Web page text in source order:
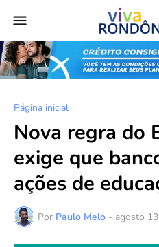
Página inicial
Nova regra do
exige que
ações de
Por Paulo Melo - agosto